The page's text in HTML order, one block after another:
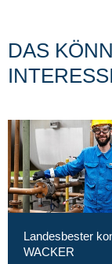
DAS
Landesbester
WACKER